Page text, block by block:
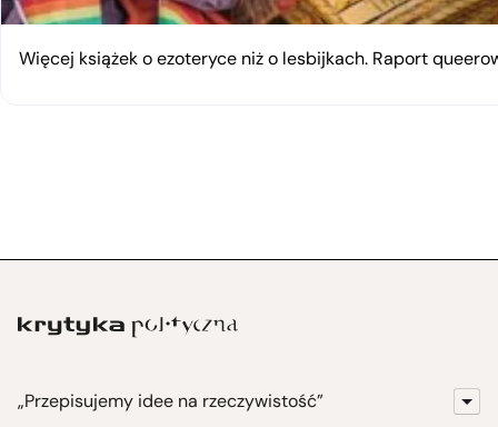
Więcej książek o ezoteryce niż o lesbijkach. Raport
„Przepisujemy idee na rzeczywistość”